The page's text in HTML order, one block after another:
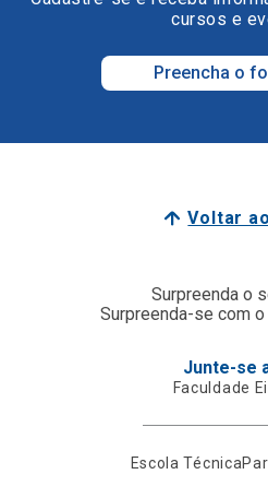
cursos e
Preencha o
Voltar
Surpreenda o
Surpreenda-se com
Junte-se
Faculdade
Escola Técnica